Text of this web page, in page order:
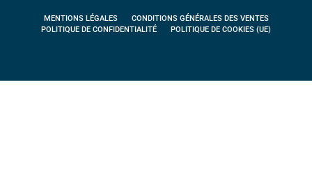
MENTIONS LÉGALES
CONDITIONS GÉNÉRALES DES VENTES
POLITIQUE DE CONFIDENTIALITÉ
POLITIQUE DE COOKIES (UE)